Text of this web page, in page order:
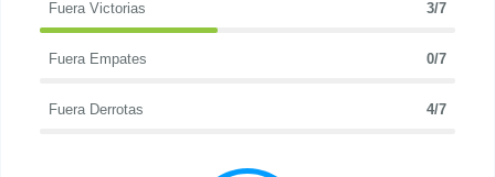
Fuera Victorias 3/7
Fuera Empates 0/7
Fuera Derrotas 4/7